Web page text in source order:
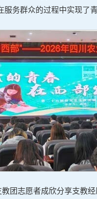
务群众的过程中实现了
团志愿者成欣分享支教